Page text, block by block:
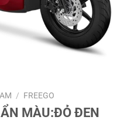
/ FREEGO
MÀU:ĐỎ ĐEN